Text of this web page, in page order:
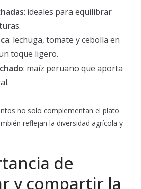
: ideales para equilibrar
: lechuga, tomate y cebolla en
toque ligero.
: maíz peruano que aporta
no solo complementan el plato
reflejan la diversidad agrícola y
de
y compartir la